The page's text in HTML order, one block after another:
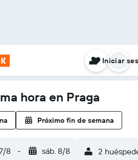
Iniciar
hora en Praga
Próximo fin de semana
8 - sáb. 8/8 2